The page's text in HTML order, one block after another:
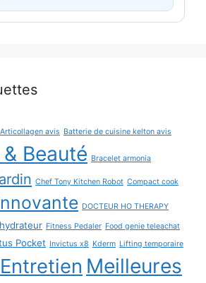
Articollagen avis Batterie de cuisine kelton avis
Beauté Bracelet armonia
Chef Tony Kitchen Robot Compact cook
DOCTEUR HO THERAPY
Fitness Pedaler Food genie teleachat
Pocket Invictus x8 Kderm Lifting temporaire
Meilleures